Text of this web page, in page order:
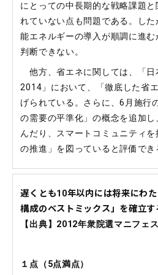
にとっての中長期的な戦略課題
れていない点も問題である。し
能エネルギーの導入が順調に進
判断できない。
他方、省エネに関しては、「
2014」において、「徹底した省
げられている。さらに、6月施行
の需要の平準化」の概念を追加
んだり、スマートコミュニティ
の推進」を図っていると評価でき
遅くとも10年以内には将来にわ
構成のベストミックス」を確立す
【出典】2012年衆院選マニフェ
１点（5点満点）